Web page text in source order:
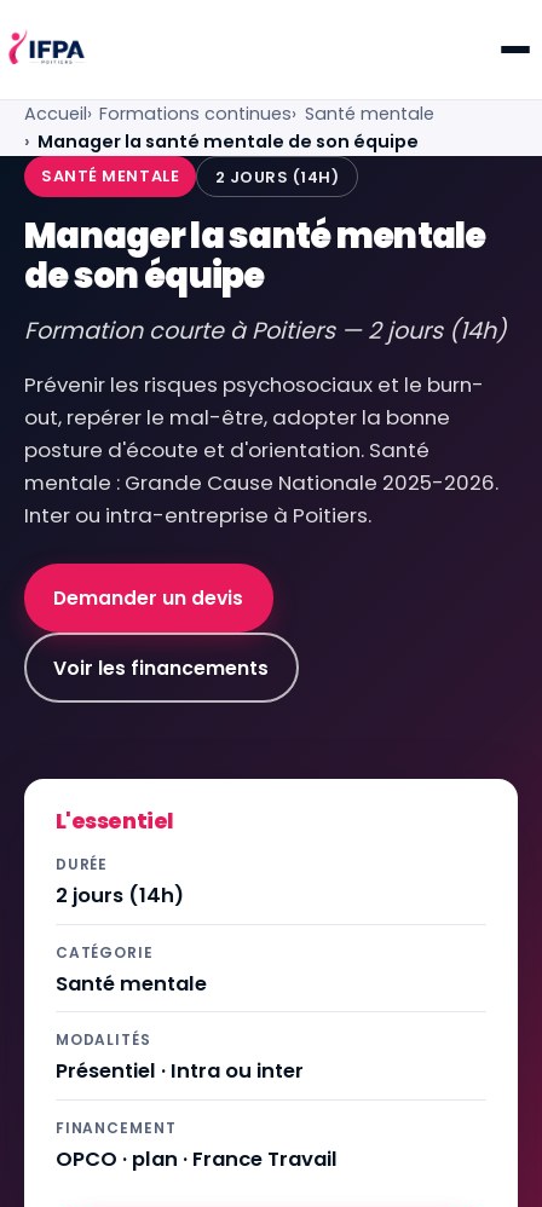
IFPA Poitiers — Centre de formation professionnelle
Accueil Formations continues Santé mentale
Manager la santé mentale de son équipe
SANTÉ MENTALE 2 JOURS (14H)
Manager la santé mentale
de son équipe
Formation courte à Poitiers — 2 jours (14h)
Prévenir les risques psychosociaux et le burn-
out, repérer le mal-être, adopter la bonne
posture d'écoute et d'orientation. Santé
mentale : Grande Cause Nationale 2025-2026.
Inter ou intra-entreprise à Poitiers.
Demander un devis
Voir les financements
L'essentiel
DURÉE
2 jours (14h)
CATÉGORIE
Santé mentale
MODALITÉS
Présentiel · Intra ou inter
FINANCEMENT
OPCO · plan · France Travail